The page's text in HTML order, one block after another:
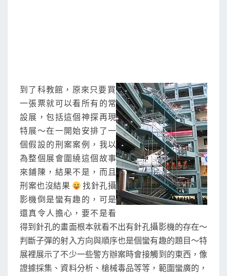
到了科教館，原來只要買
一張票就可以看所有的常
設展，包括這個神探再現
特展～在一開始安排了一
個假設的刑案案例，我以
為整個展會圍繞這個故事
來鋪陳，結果不是，而且
刑案也沒結果
找針孔攝
影機倒是蠻有趣的，可是
還真令人擔心，要不是看
得到針孔的畫面根本就看不出有針孔攝影機的存在～
判斷子彈的射入方向與順序也是個蠻有趣的題目～特
展裡展示了不少一些警方辦案時會接觸到的東西，像
證據採集、資料分析、槍械毒品等等，範圍蠻廣的，